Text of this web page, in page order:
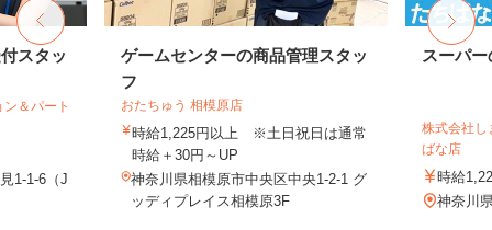
スタッ
＆パート
1-1-6（J
ゲームセンターの商品管理スタッ
フ
おたちゅう 相模原店
時給1,225円以上 ※土日祝日は通常
時給＋30円～UP
神奈川県相模原市中央区中央1-2-1 グ
ッディプレイス相模原3F
スーパ
株式会社
ばな店
時給
神奈川